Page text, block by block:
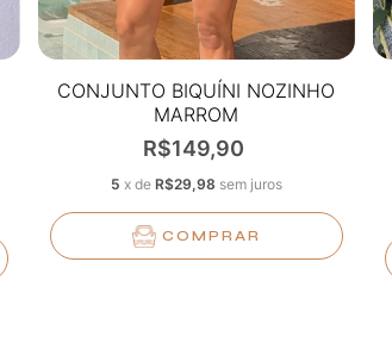
CONJUNTO BIQUÍNI NOZINHO
MARROM
R$149,90
5 x de R$29,98 sem juros
COMPRAR